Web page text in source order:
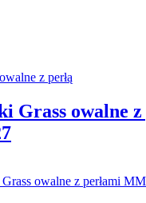
Grass owalne z